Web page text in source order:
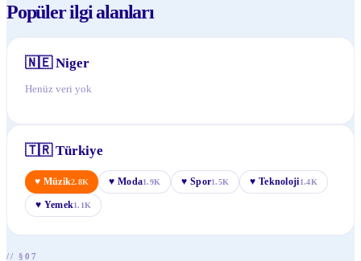
Popüler ilgi alanları
🇳🇪 Niger
Henüz veri yok
🇹🇷 Türkiye
♥ Müzik2.8K ♥ Moda1.9K ♥ Spor1.5K ♥ Teknoloji1.4K
♥ Yemek1.1K
// §07